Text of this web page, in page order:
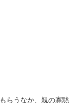
らうなか、親の寡黙